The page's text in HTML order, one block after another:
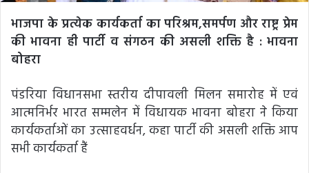
भाजपा के प्रत्येक कार्यकर्ता का परिश्रम,समर्पण और राष्ट्र प्रेम
की भावना ही पार्टी व संगठन की असली शक्ति है : भावना
बोहरा
पंडरिया विधानसभा स्तरीय दीपावली मिलन समारोह में एवं
आत्मनिर्भर भारत सम्मलेन में विधायक भावना बोहरा ने किया
कार्यकर्ताओं का उत्साहवर्धन, कहा पार्टी की असली शक्ति आप
सभी कार्यकर्ता हैं